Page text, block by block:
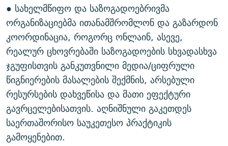
● სახელმწიფო და საზოგადოებრივმა
ორგანიზაციებმა ითანამშრომლონ და გაზარდონ
კოორდინაცია, როგორც ონლაინ, ასევე,
რეალურ ცხოვრებაში საზოგადოების სხვადასხვა
ჯგუფისთვის განკუთვნილი მედია/ციფრული
წიგნიერების მასალების შექმნის, არსებული
რესურსების დახვეწისა და მათი ეფექტური
გავრცელებისათვის. აღნიშნული გაკეთდეს
საერთაშორისო საუკეთესო პრაქტიკის
გამოყენებით.